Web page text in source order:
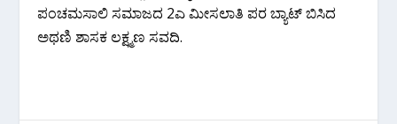
ಪಂಚಮಸಾಲಿ ಸಮಾಜದ 2ಎ ಮೀಸಲಾತಿ ಪರ ಬ್ಯಾಟ್ ಬಿಸಿದ
ಅಥಣಿ ಶಾಸಕ ಲಕ್ಷ್ಮಣ ಸವದಿ.